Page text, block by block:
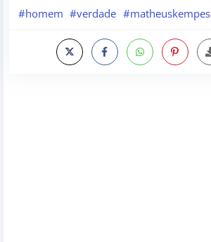
#homem #verdade #matheuskempes